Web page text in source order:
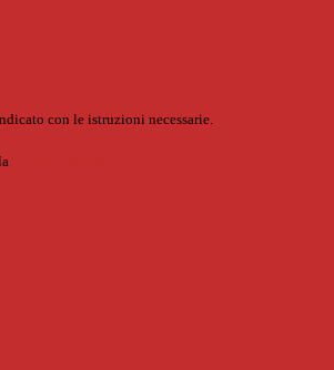
con le istruzioni necessarie.